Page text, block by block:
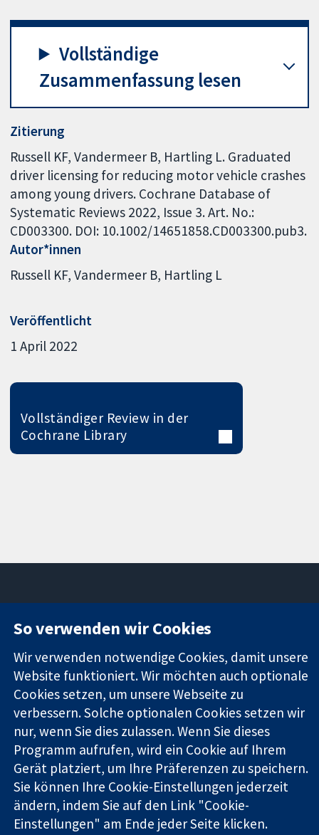
Vollständige
Zusammenfassung lesen
Zitierung
Russell KF, Vandermeer B, Hartling L. Graduated
driver licensing for reducing motor vehicle crashes
among young drivers. Cochrane Database of
Systematic Reviews 2022, Issue 3. Art. No.:
CD003300. DOI: 10.1002/14651858.CD003300.pub3.
Autor*innen
Russell KF Vandermeer B Hartling L
Veröffentlicht
1 April 2022
Vollständiger Review in der
Cochrane Library
Zuverlässige
Evidenz
Informierte
Entscheidungen
Bessere
Gesundheit
11-13 Cavendish
London
W1G0AN
Vereinigtes
Königreich
Neuigkeiten
Pressestelle
Über uns
Cochrane
Library
Die Cochrane Collaboration ist eine gemeinützige Organisation
(Nr. 1045921) und in England und in Wales als eine Gesellschaft
mit beschränkter Haftung (Nr. 03044323) registriert.
So verwenden wir Cookies
Wir verwenden notwendige Cookies, damit unsere
Website funktioniert. Wir möchten auch optionale
Cookies setzen, um unsere Webseite zu
verbessern. Solche optionalen Cookies setzen wir
nur, wenn Sie dies zulassen. Wenn Sie dieses
Programm aufrufen, wird ein Cookie auf Ihrem
Gerät platziert, um Ihre Präferenzen zu speichern.
Sie können Ihre Cookie-Einstellungen jederzeit
ändern, indem Sie auf den Link "Cookie-
Einstellungen" am Ende jeder Seite klicken.